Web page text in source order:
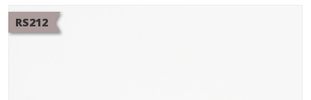
réglable.
RS212